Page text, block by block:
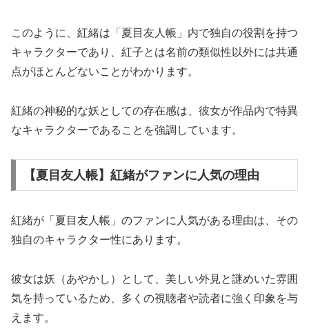
このように、紅緒は「夏目友人帳」内で独自の役割を持つ
キャラクターであり、紅子とは名前の類似性以外には共通
点がほとんどないことがわかります。
紅緒の神秘的な妖としての存在感は、彼女が作品内で特異
なキャラクターであることを強調しています。
【夏目友人帳】紅緒がファンに人気の理由
紅緒が「夏目友人帳」のファンに人気がある理由は、その
独自のキャラクター性にあります。
彼女は妖（あやかし）として、美しい外見と謎めいた雰囲
気を持っているため、多くの視聴者や読者に強く印象を与
えます。